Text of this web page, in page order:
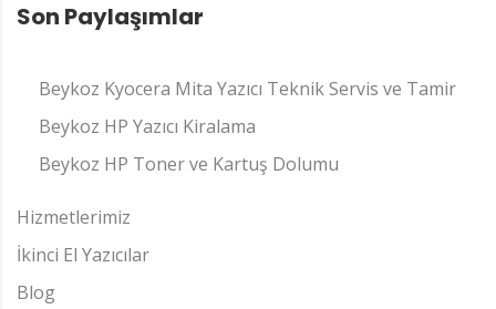
Son Paylaşımlar
Beykoz Kyocera Mita Yazıcı Teknik Servis ve Tamir
Beykoz HP Yazıcı Kiralama
Beykoz HP Toner ve Kartuş Dolumu
Hizmetlerimiz
İkinci El Yazıcılar
Blog